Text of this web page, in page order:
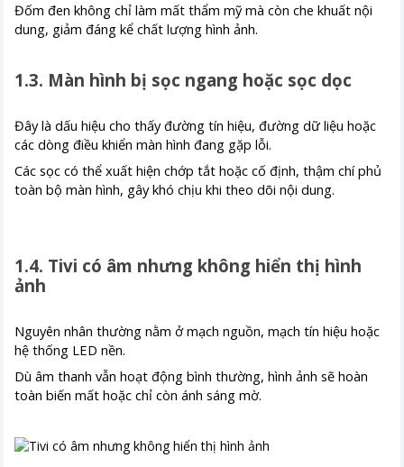
Đốm đen không chỉ làm mất thẩm mỹ mà còn che khuất nội
dung, giảm đáng kể chất lượng hình ảnh.
1.3. Màn hình bị sọc ngang hoặc sọc dọc
Đây là dấu hiệu cho thấy đường tín hiệu, đường dữ liệu hoặc
các dòng điều khiển màn hình đang gặp lỗi.
Các sọc có thể xuất hiện chớp tắt hoặc cố định, thậm chí phủ
toàn bộ màn hình, gây khó chịu khi theo dõi nội dung.
1.4. Tivi có âm nhưng không hiển thị hình
ảnh
Nguyên nhân thường nằm ở mạch nguồn, mạch tín hiệu hoặc
hệ thống LED nền.
Dù âm thanh vẫn hoạt động bình thường, hình ảnh sẽ hoàn
toàn biến mất hoặc chỉ còn ánh sáng mờ.